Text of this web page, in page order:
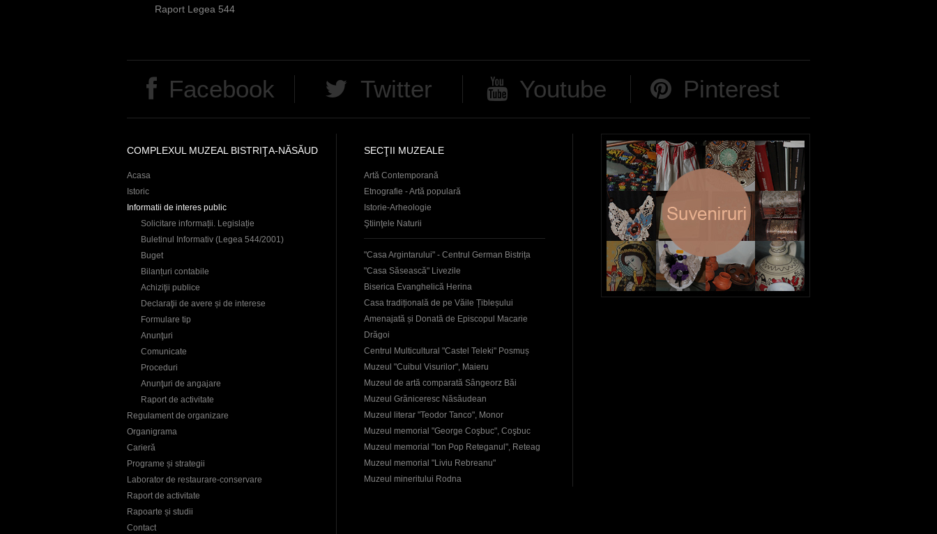
Raport Legea 544
Facebook Twitter Youtube Pinterest
COMPLEXUL MUZEAL BISTRIŢA-NĂSĂUD
Acasa
Istoric
Informatii de interes public
Solicitare informații. Legislație
Buletinul Informativ (Legea 544/2001)
Buget
Bilanțuri contabile
Achiziţii publice
Declaraţii de avere și de interese
Formulare tip
Anunţuri
Comunicate
Proceduri
Anunţuri de angajare
Raport de activitate
Regulament de organizare
Organigrama
Carieră
Programe și strategii
Laborator de restaurare-conservare
Raport de activitate
Rapoarte și studii
Contact
SECŢII MUZEALE
Artă Contemporană
Etnografie - Artă populară
Istorie-Arheologie
Ştiinţele Naturii
"Casa Argintarului" - Centrul German Bistrița
"Casa Săsească" Livezile
Biserica Evanghelică Herina
Casa tradițională de pe Văile Țibleșului
Amenajată și Donată de Episcopul Macarie
Drăgoi
Centrul Multicultural "Castel Teleki" Posmuș
Muzeul "Cuibul Visurilor", Maieru
Muzeul de artă comparată Sângeorz Băi
Muzeul Grăniceresc Năsăudean
Muzeul literar "Teodor Tanco", Monor
Muzeul memorial "George Coşbuc", Coşbuc
Muzeul memorial "Ion Pop Reteganul", Reteag
Muzeul memorial "Liviu Rebreanu"
Muzeul mineritului Rodna